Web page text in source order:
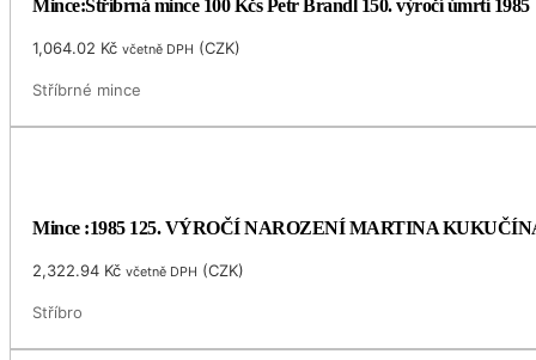
Mince:Stříbrná mince 100 Kčs Petr Brandl 150. výročí úmrtí 1985
1,064.02 Kč včetně DPH (CZK)
Stříbrné mince
Mince :1985 125. VÝROČÍ NAROZENÍ MARTINA
2,322.94 Kč včetně DPH (CZK)
Stříbro